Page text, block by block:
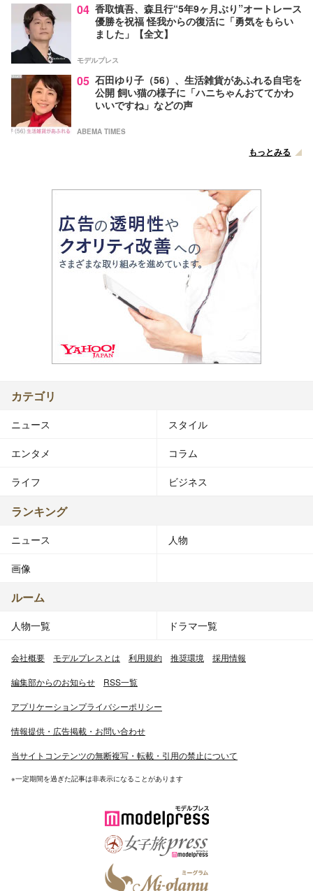
04 香取慎吾、森且行“5年9ヶ月ぶり”オートレース
優勝を祝福 怪我からの復活に「勇気をもらい
ました」【全文】
モデルプレス
05 石田ゆり子（56）、生活雑貨があふれる自宅を
公開 飼い猫の様子に「ハニちゃんおててかわ
いいですね」などの声
ABEMA TIMES
もっとみる
カテゴリ
ニュース スタイル
エンタメ コラム
ライフ ビジネス
ランキング
ニュース 人物
画像
ルーム
人物一覧 ドラマ一覧
会社概要 モデルプレスとは 利用規約 推奨環境 採用情報
編集部からのお知らせ RSS一覧
アプリケーションプライバシーポリシー
情報提供・広告掲載・お問い合わせ
当サイトコンテンツの無断複写・転載・引用の禁止について
※一定期間を過ぎた記事は非表示になることがあります